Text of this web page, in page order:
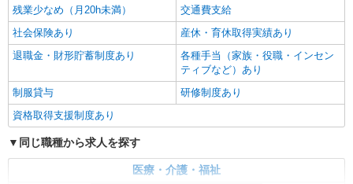
残業少なめ（月20h未満）
交通費支給
社会保険あり
産休・育休取得実績あり
退職金・財形貯蓄制度あり
各種手当（家族・役職・インセン
ティブなど）あり
制服貸与
研修制度あり
資格取得支援制度あり
同じ職種から求人を探す
医療・介護・福祉